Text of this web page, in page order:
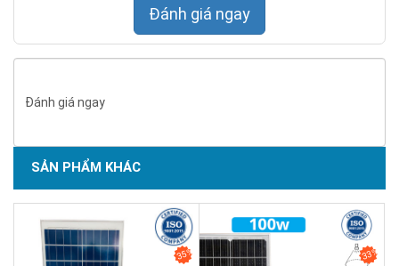
Tự động: đèn có thể tự động bật tắt khi trời tối sáng. Tính
năng này vừa giúp đèn tiết kiệm năng lượng, vừa giúp quý
khách hàng tiết kiệm thời gian.
SẢN PHẨM CHẤT LƯỢNG - DỊCH VỤ TIN DÙNG LẦN VII - 2020
Đánh giá ngay
Đánh giá ngay
SẢN PHẨM KHÁC
35% 33%